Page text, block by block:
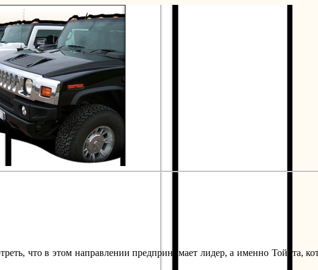
что в этом направлении предпринимает лидер, а именно Тойота,